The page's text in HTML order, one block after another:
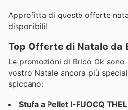
Approfitta di queste offerte
disponibili!
Top Offerte di Natale da
Le promozioni di Brico Ok sono
vostro Natale ancora più
spiccano:
Stufa a Pellet I-FUOCQ